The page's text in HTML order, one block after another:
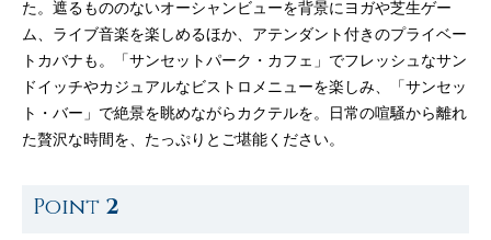
た。遮るもののないオーシャンビューを背景にヨガや芝生ゲー
ム、ライブ音楽を楽しめるほか、アテンダント付きのプライベー
トカバナも。「サンセットパーク・カフェ」でフレッシュなサン
ドイッチやカジュアルなビストロメニューを楽しみ、「サンセッ
ト・バー」で絶景を眺めながらカクテルを。日常の喧騒から離れ
た贅沢な時間を、たっぷりとご堪能ください。
Point 2